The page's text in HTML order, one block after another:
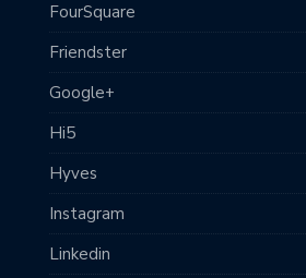
FourSquare
Friendster
Google+
Hi5
Hyves
Instagram
Linkedin